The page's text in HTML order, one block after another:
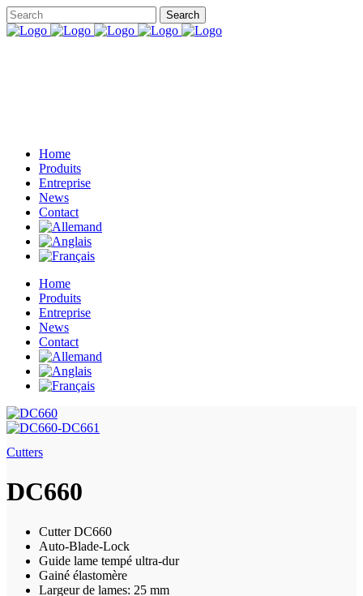
Home
Produits
Entreprise
News
Contact
Home
Produits
Entreprise
News
Contact
Cutters
DC660
Cutter DC660
Auto-Blade-Lock
Guide lame tempé ultra-dur
Gainé élastomère
Largeur de lames: 25 mm